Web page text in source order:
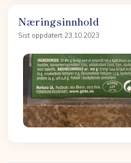
Næringsinnhold
Sist oppdatert 23.10.2023